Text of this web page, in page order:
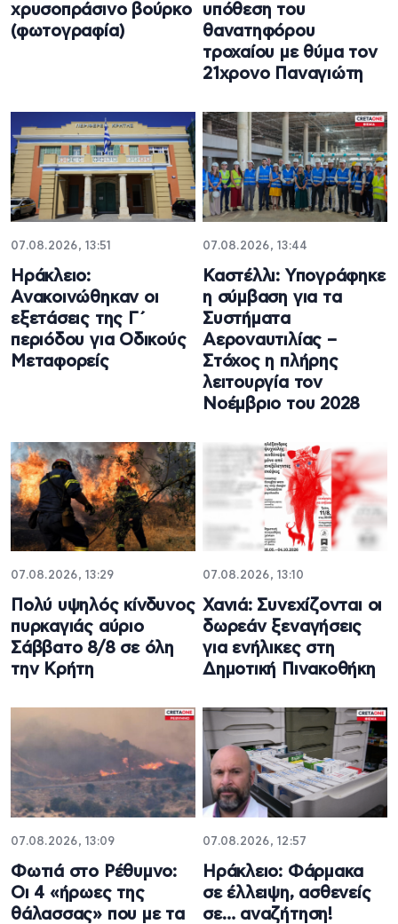
χρυσοπράσινο βούρκο
(φωτογραφία)
υπόθεση του
θανατηφόρου
τροχαίου με θύμα τον
21χρονο Παναγιώτη
07.08.2026, 13:51
Ηράκλειο:
Ανακοινώθηκαν οι
εξετάσεις της Γ΄
περιόδου για Οδικούς
Μεταφορείς
07.08.2026, 13:44
Καστέλλι: Υπογράφηκε
η σύμβαση για τα
Συστήματα
Αεροναυτιλίας –
Στόχος η πλήρης
λειτουργία τον
Νοέμβριο του 2028
07.08.2026, 13:29
Πολύ υψηλός κίνδυνος
πυρκαγιάς αύριο
Σάββατο 8/8 σε όλη
την Κρήτη
07.08.2026, 13:10
Χανιά: Συνεχίζονται οι
δωρεάν ξεναγήσεις
για ενήλικες στη
Δημοτική Πινακοθήκη
07.08.2026, 13:09
Φωτιά στο Ρέθυμνο:
Οι 4 «ήρωες της
θάλασσας» που με τα
07.08.2026, 12:57
Ηράκλειο: Φάρμακα
σε έλλειψη, ασθενείς
σε… αναζήτηση!